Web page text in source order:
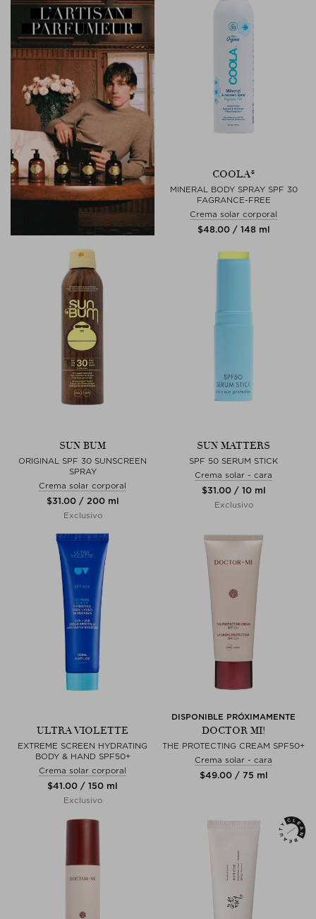
COOLA®
MINERAL BODY SPRAY SPF 30
FAGRANCE-FREE
Crema solar corporal
$‌48.00 / 148 ml
SUN BUM
ORIGINAL SPF 30 SUNSCREEN
SPRAY
Crema solar corporal
$‌31.00 / 200 ml
Exclusivo
SUN MATTERS
SPF 50 SERUM STICK
Crema solar - cara
$‌31.00 / 10 ml
Exclusivo
ULTRA VIOLETTE
EXTREME SCREEN HYDRATING
BODY & HAND SPF50+
Crema solar corporal
$‌41.00 / 150 ml
Exclusivo
DISPONIBLE PRÓXIMAMENTE
DOCTOR MI!
THE PROTECTING CREAM SPF50+
Crema solar - cara
$‌49.00 / 75 ml